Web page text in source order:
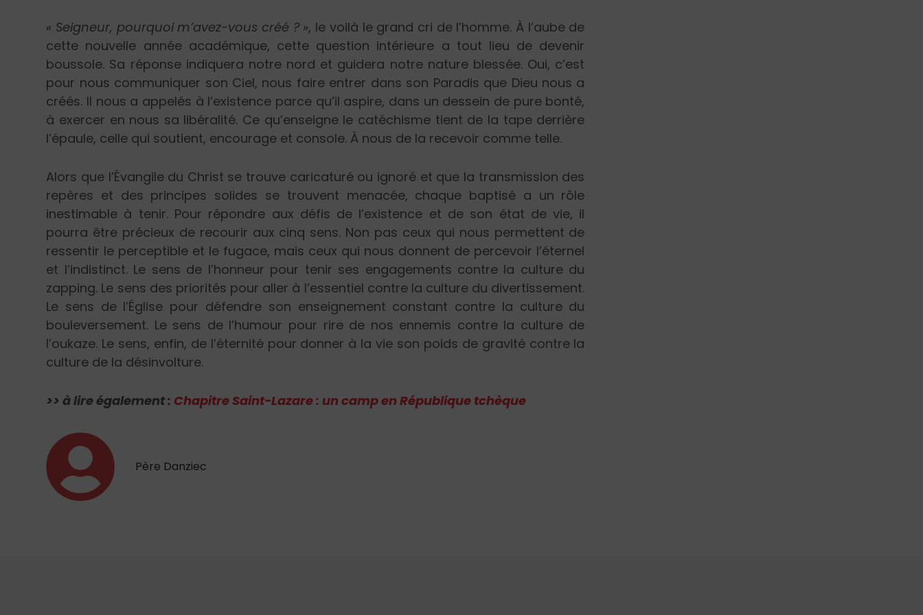
« Seigneur, pourquoi m’avez-vous créé ? », le voilà le grand cri de l’homme. À l’aube de
cette nouvelle année académique, cette question intérieure a tout lieu de devenir
boussole. Sa réponse indiquera notre nord et guidera notre nature blessée. Oui, c’est
pour nous communiquer son Ciel, nous faire entrer dans son Paradis que Dieu nous a
créés. Il nous a appelés à l’existence parce qu’il aspire, dans un dessein de pure bonté,
à exercer en nous sa libéralité. Ce qu’enseigne le catéchisme tient de la tape derrière
l’épaule, celle qui soutient, encourage et console. À nous de la recevoir comme telle.
Alors que l’Évangile du Christ se trouve caricaturé ou ignoré et que la transmission des
repères et des principes solides se trouvent menacée, chaque baptisé a un rôle
inestimable à tenir. Pour répondre aux défis de l’existence et de son état de vie, il
pourra être précieux de recourir aux cinq sens. Non pas ceux qui nous permettent de
ressentir le perceptible et le fugace, mais ceux qui nous donnent de percevoir l’éternel
et l’indistinct. Le sens de l’honneur pour tenir ses engagements contre la culture du
zapping. Le sens des priorités pour aller à l’essentiel contre la culture du divertissement.
Le sens de l’Église pour défendre son enseignement constant contre la culture du
bouleversement. Le sens de l’humour pour rire de nos ennemis contre la culture de
l’oukaze. Le sens, enfin, de l’éternité pour donner à la vie son poids de gravité contre la
culture de la désinvolture.
>> à lire également : Chapitre Saint-Lazare : un camp en République tchèque
Père Danziec